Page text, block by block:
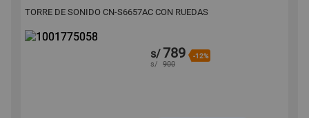
TORRE DE SONIDO CN-S6657AC CON RUEDAS
s/789 -12%
s/ 900